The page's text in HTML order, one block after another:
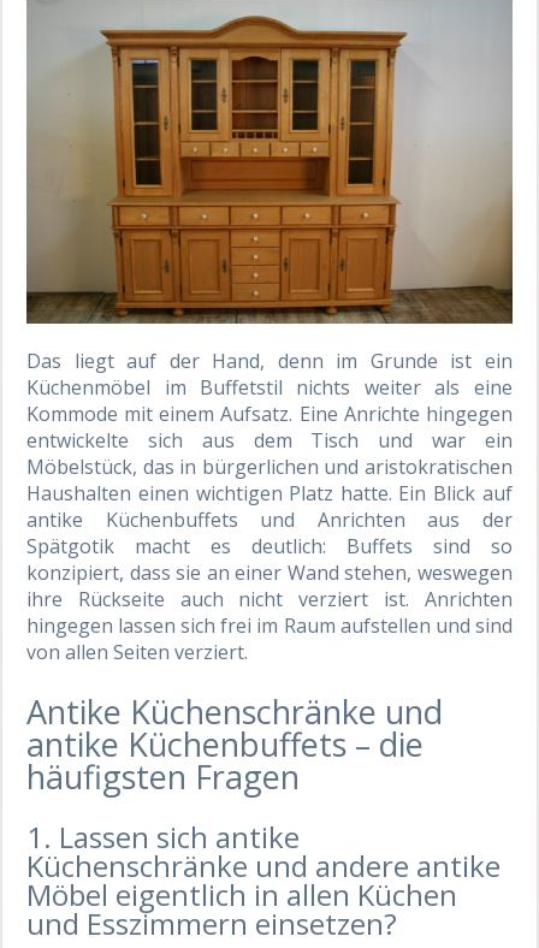
Das liegt auf der Hand, denn im Grunde ist ein
Küchenmöbel im Buffetstil nichts weiter als eine
Kommode mit einem Aufsatz. Eine Anrichte hingegen
entwickelte sich aus dem Tisch und war ein
Möbelstück, das in bürgerlichen und aristokratischen
Haushalten einen wichtigen Platz hatte. Ein Blick auf
antike Küchenbuffets und Anrichten aus der
Spätgotik macht es deutlich: Buffets sind so
konzipiert, dass sie an einer Wand stehen, weswegen
ihre Rückseite auch nicht verziert ist. Anrichten
hingegen lassen sich frei im Raum aufstellen und sind
von allen Seiten verziert.
Antike Küchenschränke und
antike Küchenbuffets – die
häufigsten Fragen
1. Lassen sich antike
Küchenschränke und andere antike
Möbel eigentlich in allen Küchen
und Esszimmern einsetzen?